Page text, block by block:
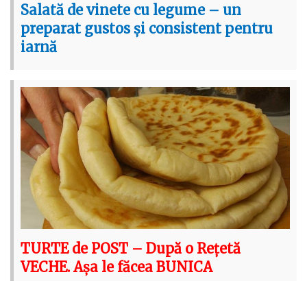
Salată de vinete cu legume – un
preparat gustos și consistent pentru
iarnă
TURTE de POST – După o Rețetă
VECHE. Așa le făcea BUNICA